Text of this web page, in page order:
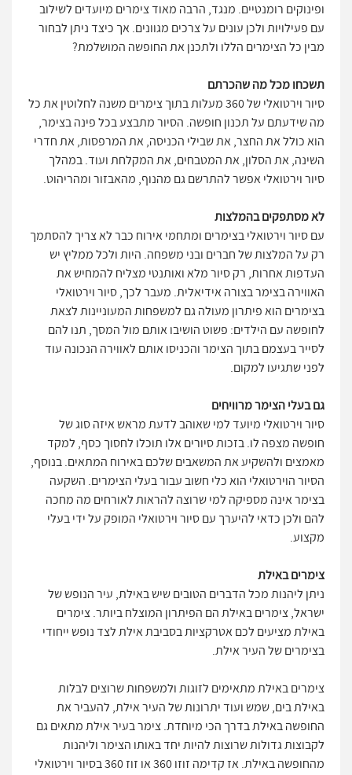
ופינוקים רומנטיים. מנגד, הרבה מאוד צימרים מיועדים לשילוב
עם פעילויות ולכן עונים על צרכים מגוונים. אך כיצד ניתן לבחור
מבין כל הצימרים הללו ולתכנן את החופשה המושלמת?
תשכחו מכל מה שהכרתם
סיור וירטואלי של 360 מעלות בתוך צימרים משנה לחלוטין את כל
מה שידעתם על תכנון חופשה. הסיור מתבצע בכל פינה בצימר,
הוא כולל את החצר, את שבילי הכניסה, את המרפסות, את חדרי
השינה, את הסלון, את המטבחים, את המקלחת ועוד. במהלך
סיור וירטואלי אפשר להתרשם גם מהנוף, מהאבזור ומהריהוט.
לא מסתפקים בהמלצות
עם סיור וירטואלי בצימרים ומתחמי אירוח כבר לא צריך להסתמך
רק על המלצות של חברים ובני משפחה. היות ולכל ממליץ יש
העדפות אחרות, רק סיור מלא ואותנטי מצליח להמחיש את
האווירה בצימר בצורה אידיאלית. מעבר לכך, סיור וירטואלי
בצימרים הוא פיתרון מעולה גם למשפחות המעוניינות לצאת
לחופשה עם הילדים: פשוט הושיבו אותם מול המסך, תנו להם
לסייר בעצמם בתוך הצימר והכניסו אותם לאווירה הנכונה עוד
לפני שתגיעו למקום.
גם בעלי הצימר מרוויחים
סיור וירטואלי מיועד למי שאוהב לדעת מראש איזה סוג של
חופשה מצפה לו. בזכות סיורים אלו תוכלו לחסוך כסף, למקד
מאמצים ולהשקיע את המשאבים שלכם באירוח המתאים. בנוסף,
הסיור הוירטואלי הוא כלי חשוב עבור בעלי הצימרים. השקעה
בצימר אינה מספיקה למי שרוצה להראות לאורחים מה מחכה
להם ולכן כדאי להיערך עם סיור וירטואלי המופק על ידי בעלי
מקצוע.
צימרים באילת
ניתן ליהנות מכל הדברים הטובים שיש באילת, עיר הנופש של
ישראל, צימרים באילת הם הפיתרון המוצלח ביותר. צימרים
באילת מציעים לכם אטרקציות בסביבת אילת לצד נופש ייחודי
בצימרים של העיר אילת.
צימרים באילת מתאימים לזוגות ולמשפחות שרוצים לבלות
באילת בים, שמש ועוד יתרונות של העיר אילת, להעביר את
החופשה באילת בדרך הכי מיוחדת. צימר בעיר אילת מתאים גם
לקבוצות גדולות שרוצות להיות יחד באותו הצימר וליהנות
מהחופשה באילת. אז קדימה זוזו 360 או זוז 360 בסיור וירטואלי